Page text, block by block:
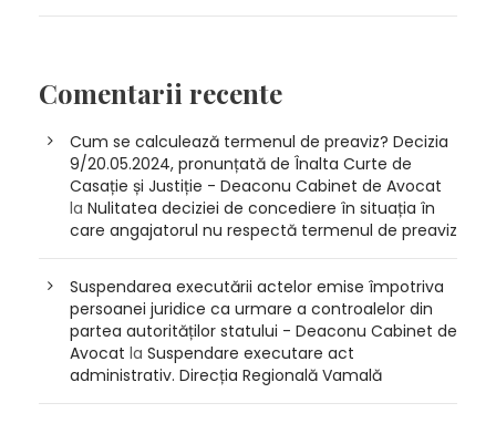
Comentarii recente
Cum se calculează termenul de preaviz? Decizia
9/20.05.2024, pronunțată de Înalta Curte de
Casație și Justiție - Deaconu Cabinet de Avocat
la Nulitatea deciziei de concediere în situația în
care angajatorul nu respectă termenul de preaviz
Suspendarea executării actelor emise împotriva
persoanei juridice ca urmare a controalelor din
partea autorităților statului - Deaconu Cabinet de
Avocat la Suspendare executare act
administrativ. Direcția Regională Vamală